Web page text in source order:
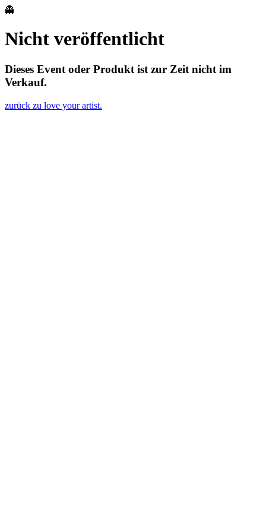
👻
Nicht veröffentlicht
Dieses Event oder Produkt ist zur Zeit nicht im
Verkauf.
zurück zu love your artist.